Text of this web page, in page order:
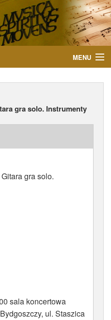
MENU
gra solo. Instrumenty
gra solo.
sala koncertowa
ul. Staszica